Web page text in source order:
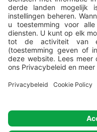
Alle campings worden beheerd
Stancija Kaligari 1, Poreč,